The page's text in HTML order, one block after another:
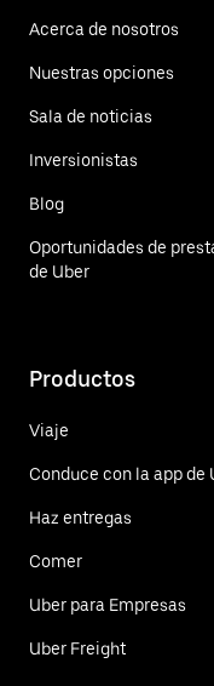
Acerca de nosotros
Nuestras opciones
Sala de noticias
Inversionistas
Blog
Oportunidades de
de Uber
Productos
Viaje
Conduce con la app de
Haz entregas
Comer
Uber para Empresas
Uber Freight